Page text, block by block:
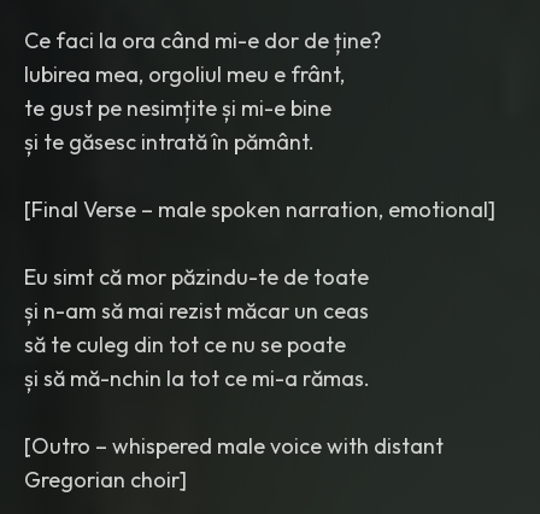
Ce faci la ora când mi-e dor de ține?
Iubirea mea, orgoliul meu e frânt,
te gust pe nesimțite și mi-e bine
și te găsesc intrată în pământ.
[Final Verse – male spoken narration, emotional]
Eu simt că mor păzindu-te de toate
și n-am să mai rezist măcar un ceas
să te culeg din tot ce nu se poate
și să mă-nchin la tot ce mi-a rămas.
[Outro – whispered male voice with distant
Gregorian choir]